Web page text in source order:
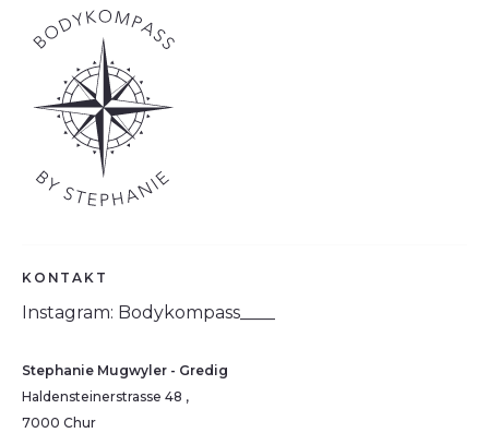
KONTAKT
Instagram: Bodykompass____
Stephanie Mugwyler - Gredig
Haldensteinerstrasse 48 ,
7000 Chur